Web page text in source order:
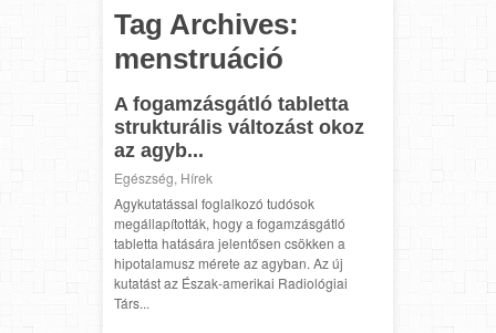
Tag Archives:
menstruáció
A fogamzásgátló tabletta
strukturális változást okoz
az agyb...
Egészség, Hírek
Agykutatással foglalkozó tudósok
megállapították, hogy a fogamzásgátló
tabletta hatására jelentősen csökken a
hipotalamusz mérete az agyban. Az új
kutatást az Észak-amerikai Radiológiai
Társ...